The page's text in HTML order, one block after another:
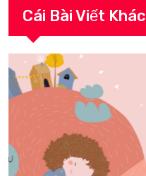
Cái Bài Viết Khác